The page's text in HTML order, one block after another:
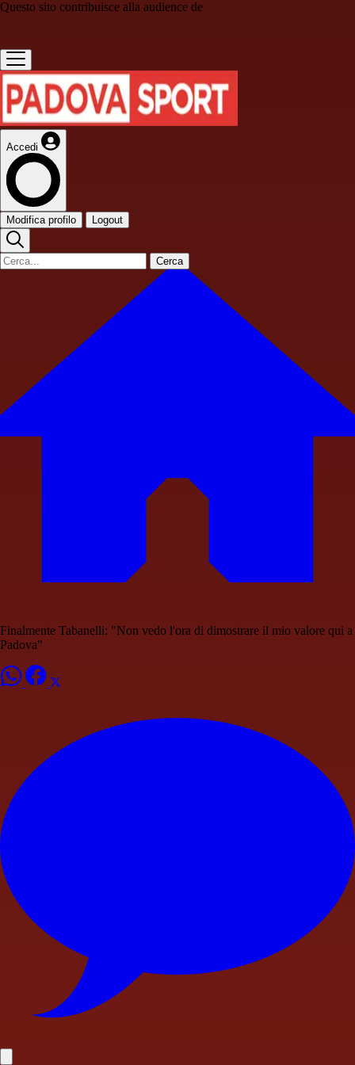
Questo sito contribuisce alla audience de
Accedi
Modifica profilo Logout
Cerca
Finalmente Tabanelli: "Non vedo l'ora di dimostrare il mio valore qui a
Padova"